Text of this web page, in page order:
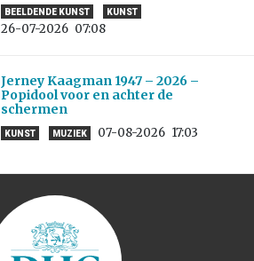
BEELDENDE KUNST KUNST
26-07-2026 07:08
Jerney Kaagman 1947 – 2026 –
Popidool voor en achter de
schermen
KUNST MUZIEK 07-08-2026 17:03